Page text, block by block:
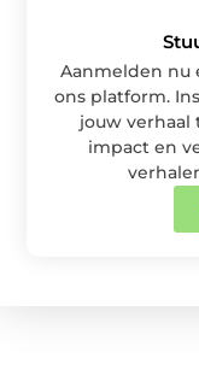
Aanmelden nu
ons platform.
jouw verhaal
impact en